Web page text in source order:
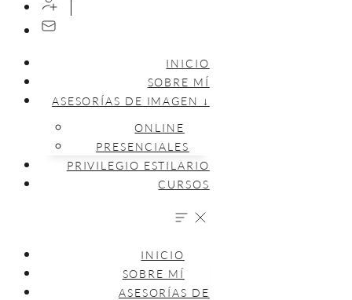
INICIO
SOBRE MÍ
ASESORÍAS DE IMAGEN ↓
ONLINE
PRESENCIALES
PRIVILEGIO ESTILARIO
CURSOS
INICIO
SOBRE MÍ
ASESORÍAS DE